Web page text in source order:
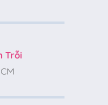
Trỗi